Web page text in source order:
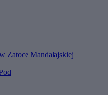
Zatoce Mandalajskiej